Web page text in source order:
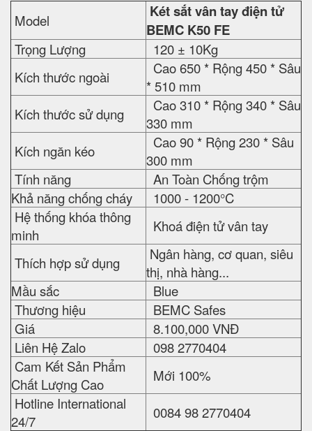
Model
Két sắt vân tay điện tử
BEMC K50 FE
Trọng Lượng
120 ± 10Kg
Kích thước ngoài
Cao 650 * Rộng 450 * Sâu
* 510 mm
Kích thước sử dụng
Cao 310 * Rộng 340 * Sâu
330 mm
Kích ngăn kéo
Cao 90 * Rộng 230 * Sâu
300 mm
Tính năng
An Toàn Chống trộm
Khả năng chống cháy
1000 - 1200°C
Hệ thống khóa thông
minh
Khoá điện tử vân tay
Thích hợp sử dụng
Ngân hàng, cơ quan, siêu
thị, nhà hàng...
Mầu sắc
Blue
Thương hiệu
BEMC Safes
Giá
8.100,000 VNĐ
Liên Hệ Zalo
098 2770404
Cam Kết Sản Phẩm
Chất Lượng Cao
Mới 100%
Hotline International
24/7
0084 98 2770404